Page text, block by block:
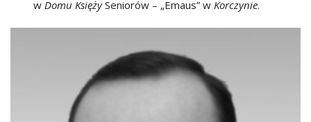
wDomu KsiężySeniorów – „Emaus” wKorczynie.